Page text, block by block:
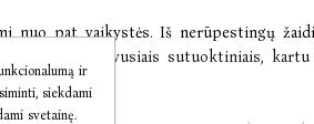
nuo pat vaikystės. Iš nerūpestingų
kitam atsidavusiais sutuoktiniais,
ir
siekdami
svetainę.